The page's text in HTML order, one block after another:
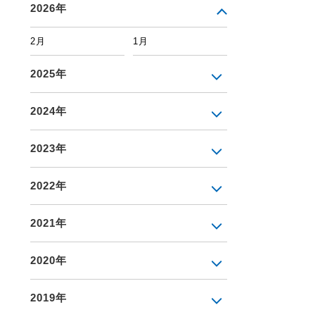
2026年
2月 1月
2025年
2024年
2023年
2022年
2021年
2020年
2019年